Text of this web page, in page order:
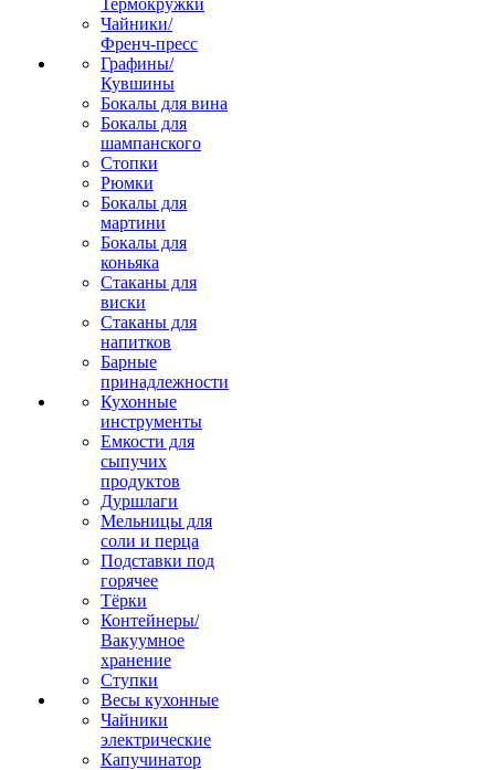
Термокружки
Чайники/
Френч-пресс
Графины/
Кувшины
Бокалы для вина
Бокалы для
шампанского
Стопки
Рюмки
Бокалы для
мартини
Бокалы для
коньяка
Стаканы для
виски
Стаканы для
напитков
Барные
принадлежности
Кухонные
инструменты
Емкости для
сыпучих
продуктов
Дуршлаги
Мельницы для
соли и перца
Подставки под
горячее
Тёрки
Контейнеры/
Вакуумное
хранение
Ступки
Весы кухонные
Чайники
электрические
Капучинатор